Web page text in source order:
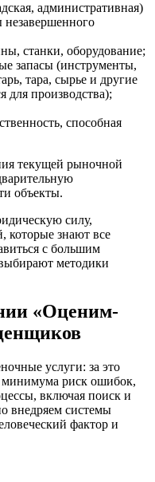
административная)
незавершенного
станки, оборудование;
запасы (инструменты,
тара, сырье и другие
для производства);
способная
текущей рыночной
объекты.
силу,
которые знают все
с большим
методики
«Оценим-
услуги: за это
минимума риск ошибок,
включая поиск и
внедряем системы
фактор и